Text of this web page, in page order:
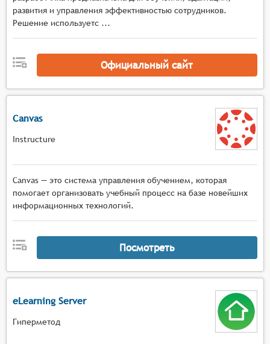
тесты.
Адаптивность и персонализация: Платформа
пользователя, предлагая персонализированные
учебные планы и рекомендации.
Поддержка социальных сетей и мессенджеров:
мессенджерами для облегчения общения и
обмена информацией между участниками
образовательного процесса.
Геймификация обучения: Система может
использовать элементы геймификации, такие
как баллы, уровни, достижения и награды, для
мотивации пользователей к обучению.
развития и управления эффективностью сотрудников.
Решение используетс ...
Официальный сайт
Canvas
Instructure
Canvas — это система управления обучением, которая
помогает организовать учебный процесс на базе новейших
информационных технологий.
Посмотреть
eLearning Server
Гиперметод